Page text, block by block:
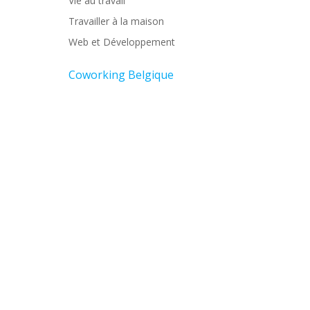
Travailler à la maison
Web et Développement
Coworking Belgique